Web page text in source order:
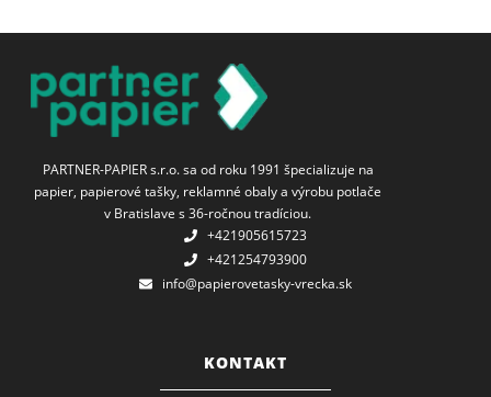
PARTNER-PAPIER s.r.o. sa od roku 1991 špecializuje na
papier, papierové tašky, reklamné obaly a výrobu potlače
v Bratislave s 36-ročnou tradíciou.
+421905615723
+421254793900
info@papierovetasky-vrecka.sk
KONTAKT